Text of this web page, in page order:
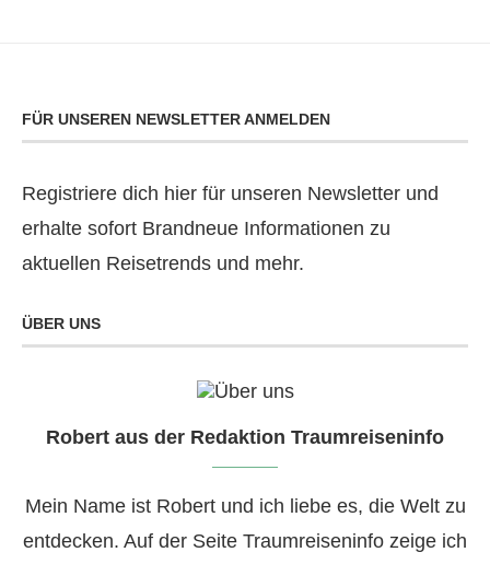
FÜR UNSEREN NEWSLETTER ANMELDEN
Registriere dich hier für unseren Newsletter und
erhalte sofort Brandneue Informationen zu
aktuellen Reisetrends und mehr.
ÜBER UNS
Robert aus der Redaktion Traumreiseninfo
Mein Name ist Robert und ich liebe es, die Welt zu
entdecken. Auf der Seite Traumreiseninfo zeige ich